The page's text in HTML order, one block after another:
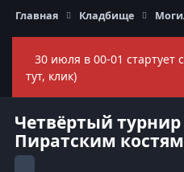
Главная Кладбище
30 июля в 00-01 стартует
тут, клик)
Четвёртый
Пиратским